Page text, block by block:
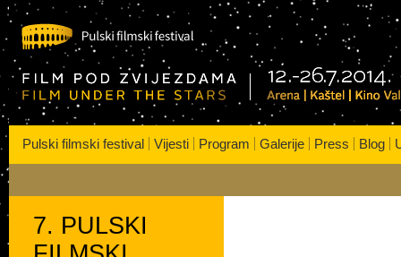
Kaštel | Kino VALLI
Pulski filmski festival Vijesti Program Galerije Press Blog
7. PULSKI